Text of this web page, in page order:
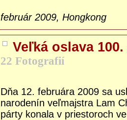
február 2009, Hongkong
Veľká oslava
22 Fotografií
Dňa 12. februára 2009 sa
narodenín veľmajstra Lam
párty konala v priestoroch